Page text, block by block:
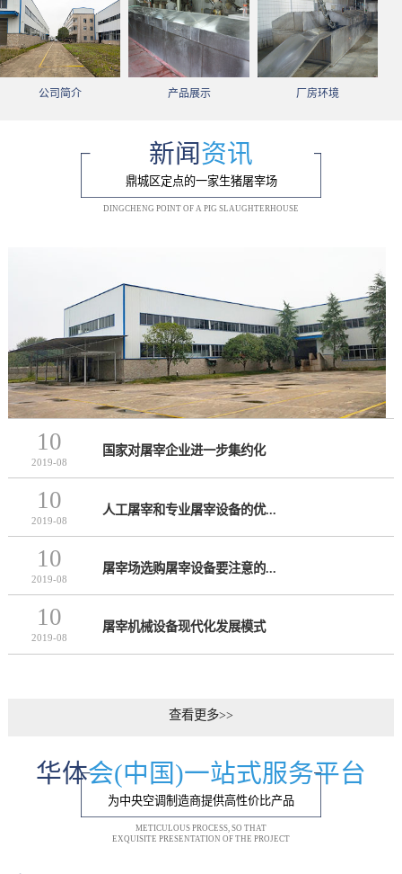
公司简介 产品展示 厂房环境
新闻资讯
鼎城区定点的一家生猪屠宰场
DINGCHENG POINT OF A PIG SLAUGHTERHOUSE
10
2019-08
国家对屠宰企业进一步集约化
10
2019-08
人工屠宰和专业屠宰设备的优...
10
2019-08
屠宰场选购屠宰设备要注意的...
10
2019-08
屠宰机械设备现代化发展模式
查看更多>>
华体会(中国)一站式服务平台
为中央空调制造商提供高性价比产品
METICULOUS PROCESS, SO THAT
EXQUISITE PRESENTATION OF THE PROJECT